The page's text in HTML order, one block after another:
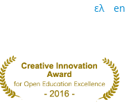
ελ en